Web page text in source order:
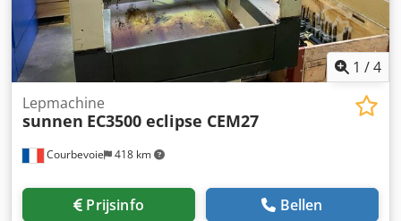
1 /4
Courbevoie 418 km
Lepmachine
sunnen EC3500 eclipse CEM27
Prijsinfo Bellen